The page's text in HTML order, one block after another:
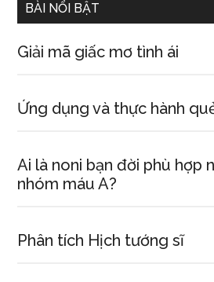
BÀI NỔI BẬT
Giải mã giấc mơ tình ái
Ứng dụng và thực hành
Ai là noni bạn đời phù hợp
nhóm máu A?
Phân tích Hịch tướng sĩ